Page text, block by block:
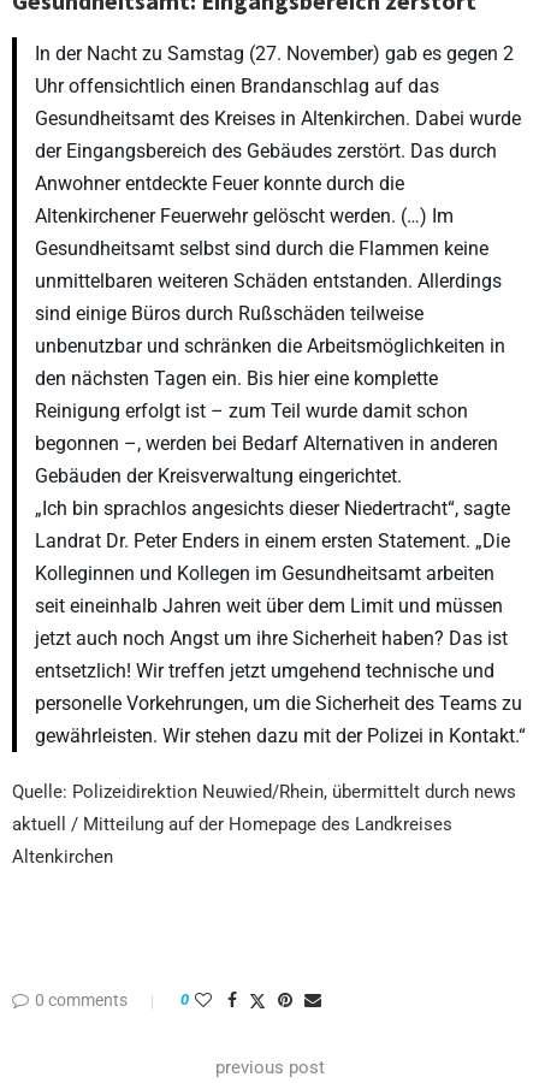
In der Nacht zu Samstag (27. November) gab es gegen 2
Uhr offensichtlich einen Brandanschlag auf das
Gesundheitsamt des Kreises in Altenkirchen. Dabei wurde
der Eingangsbereich des Gebäudes zerstört. Das durch
Anwohner entdeckte Feuer konnte durch die
Altenkirchener Feuerwehr gelöscht werden. (…) Im
Gesundheitsamt selbst sind durch die Flammen keine
unmittelbaren weiteren Schäden entstanden. Allerdings
sind einige Büros durch Rußschäden teilweise
unbenutzbar und schränken die Arbeitsmöglichkeiten in
den nächsten Tagen ein. Bis hier eine komplette
Reinigung erfolgt ist – zum Teil wurde damit schon
begonnen –, werden bei Bedarf Alternativen in anderen
Gebäuden der Kreisverwaltung eingerichtet.
„Ich bin sprachlos angesichts dieser Niedertracht“, sagte
Landrat Dr. Peter Enders in einem ersten Statement. „Die
Kolleginnen und Kollegen im Gesundheitsamt arbeiten
seit eineinhalb Jahren weit über dem Limit und müssen
jetzt auch noch Angst um ihre Sicherheit haben? Das ist
entsetzlich! Wir treffen jetzt umgehend technische und
personelle Vorkehrungen, um die Sicherheit des Teams zu
gewährleisten. Wir stehen dazu mit der Polizei in Kontakt.“
Quelle: Polizeidirektion Neuwied/Rhein, übermittelt durch news
aktuell / Mitteilung auf der Homepage des Landkreises
Altenkirchen
0 comments 0
previous post